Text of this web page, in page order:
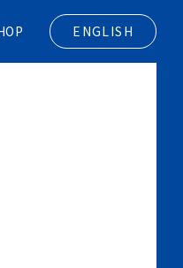
ENGLISH